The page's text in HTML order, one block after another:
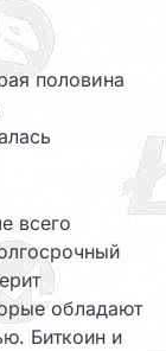
половина
всего
обладают
Биткоин и